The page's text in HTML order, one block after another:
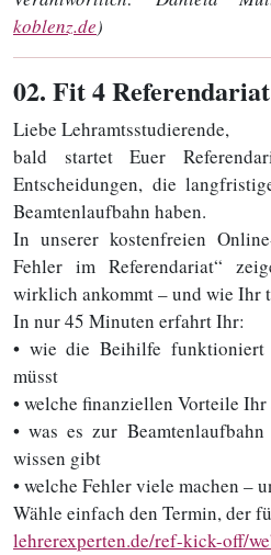
koblenz.de)
02. Fit 4
Liebe Lehramtsstudierende,
bald startet Euer
Entscheidungen, die
Beamtenlaufbahn haben.
In unserer kostenfreien
Fehler im Referendariat“
wirklich ankommt – und wie Ihr
In nur 45 Minuten erfahrt Ihr:
• wie die Beihilfe
müsst
• welche finanziellen Vorteile
• was es zur
wissen gibt
• welche Fehler viele machen –
Wähle einfach den Termin, der
lehrerexperten.de/ref-kick-off/